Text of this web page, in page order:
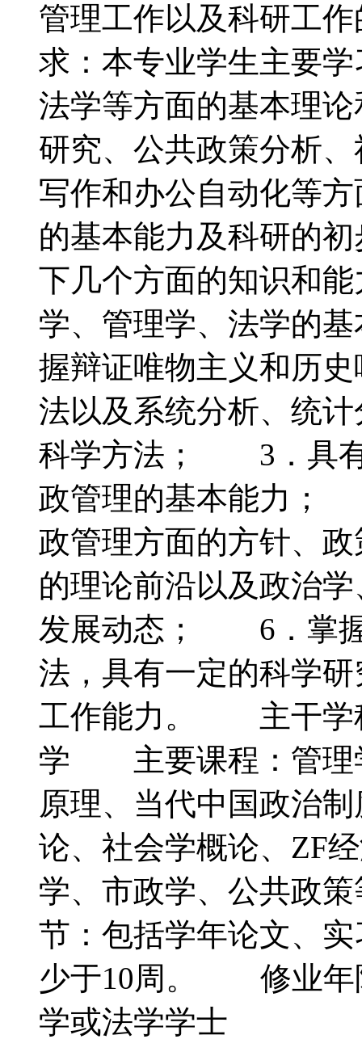
管理工作以及科研工
求：本专业学生主要
法学等方面的基本理
研究、公共政策分析
写作和办公自动化等
的基本能力及科研的
下几个方面的知识和
学、管理学、法学的
握辩证唯物主义和历
法以及系统分析、统
科学方法； 3．具有
政管理的基本能力；
政管理方面的方针、
的理论前沿以及政治
发展动态； 6．掌握
法，具有一定的科学
工作能力。 主干学
学 主要课程：管理
原理、当代中国政治
论、社会学概论、ZF
学、市政学、公共政
节：包括学年论文、
少于10周。 修业
学或法学学士